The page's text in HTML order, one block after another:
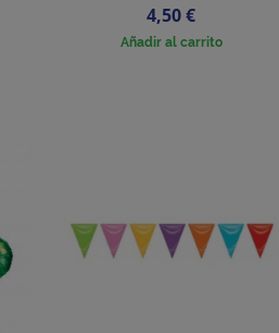
Precio
4,50 €
Añadir al carrito